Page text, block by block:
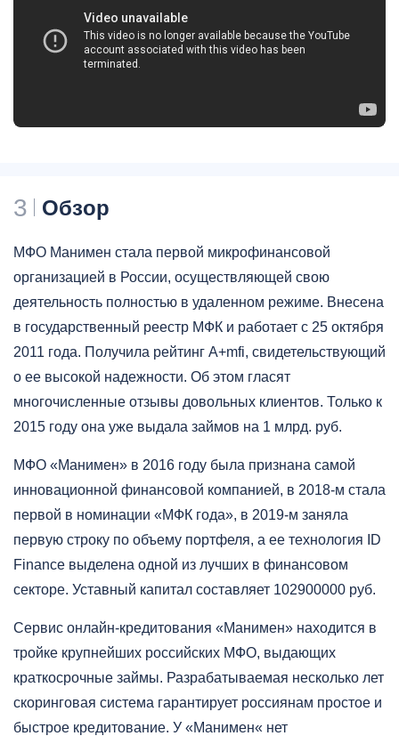
3 Обзор
МФО Манимен стала первой микрофинансовой
организацией в России, осуществляющей свою
деятельность полностью в удаленном режиме. Внесена
в государственный реестр МФК и работает с 25 октября
2011 года. Получила рейтинг A+mfi, свидетельствующий
о ее высокой надежности. Об этом гласят
многочисленные отзывы довольных клиентов. Только к
2015 году она уже выдала займов на 1 млрд. руб.
МФО «Манимен» в 2016 году была признана самой
инновационной финансовой компанией, в 2018-м стала
первой в номинации «МФК года», в 2019-м заняла
первую строку по объему портфеля, а ее технология ID
Finance выделена одной из лучших в финансовом
секторе. Уставный капитал составляет 102900000 руб.
Сервис онлайн-кредитования «Манимен» находится в
тройке крупнейших российских МФО, выдающих
краткосрочные займы. Разрабатываемая несколько лет
скоринговая система гарантирует россиянам простое и
быстрое кредитование. У «Манимен« нет